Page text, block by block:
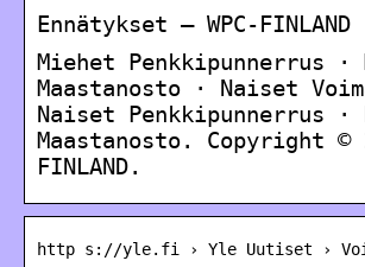
Ennätykset – WPC-FINLAND
Miehet Penkkipunnerrus ·
Maastanosto · Naiset
Naiset Penkkipunnerrus ·
Maastanosto. Copyright ©
FINLAND.
http s://yle.fi › Yle Uutiset ›